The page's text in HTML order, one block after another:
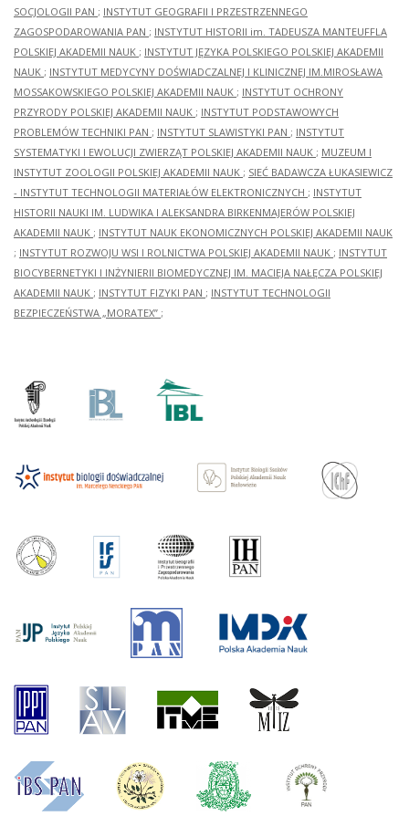
SOCJOLOGII PAN ; INSTYTUT GEOGRAFII I PRZESTRZENNEGO
ZAGOSPODAROWANIA PAN ; INSTYTUT HISTORII im. TADEUSZA MANTEUFFLA
POLSKIEJ AKADEMII NAUK ; INSTYTUT JĘZYKA POLSKIEGO POLSKIEJ AKADEMII
NAUK ; INSTYTUT MEDYCYNY DOŚWIADCZALNEJ I KLINICZNEJ IM.MIROSŁAWA
MOSSAKOWSKIEGO POLSKIEJ AKADEMII NAUK ; INSTYTUT OCHRONY
PRZYRODY POLSKIEJ AKADEMII NAUK ; INSTYTUT PODSTAWOWYCH
PROBLEMÓW TECHNIKI PAN ; INSTYTUT SLAWISTYKI PAN ; INSTYTUT
SYSTEMATYKI I EWOLUCJI ZWIERZĄT POLSKIEJ AKADEMII NAUK ; MUZEUM I
INSTYTUT ZOOLOGII POLSKIEJ AKADEMII NAUK ; SIEĆ BADAWCZA ŁUKASIEWICZ
- INSTYTUT TECHNOLOGII MATERIAŁÓW ELEKTRONICZNYCH ; INSTYTUT
HISTORII NAUKI IM. LUDWIKA I ALEKSANDRA BIRKENMAJERÓW POLSKIEJ
AKADEMII NAUK ; INSTYTUT NAUK EKONOMICZNYCH POLSKIEJ AKADEMII NAUK
; INSTYTUT ROZWOJU WSI I ROLNICTWA POLSKIEJ AKADEMII NAUK ; INSTYTUT
BIOCYBERNETYKI I INŻYNIERII BIOMEDYCZNEJ IM. MACIEJA NAŁĘCZA POLSKIEJ
AKADEMII NAUK ; INSTYTUT FIZYKI PAN ; INSTYTUT TECHNOLOGII
BEZPIECZEŃSTWA „MORATEX” ;